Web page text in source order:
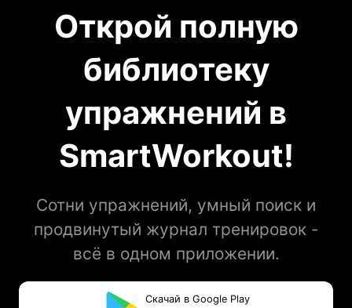
Открой полную
библиотеку
упражнений в
SmartWorkout!
Сотни упражнений, умный поиск и
продвинутый журнал тренировок -
всё в одном приложении.
Скачай в Google Play